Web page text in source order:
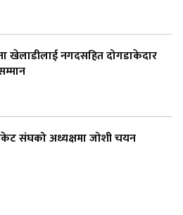
खेलाडीलाई नगदसहित दोगडाकेदार
संघको अध्यक्षमा जोशी चयन